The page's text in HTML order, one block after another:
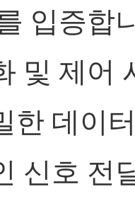
입증합
및 제어
한 데이
신호 전